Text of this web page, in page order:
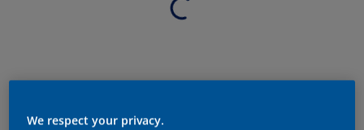
We respect your privacy.